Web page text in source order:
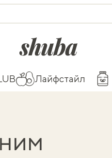
shuba.life
Лайфстайл